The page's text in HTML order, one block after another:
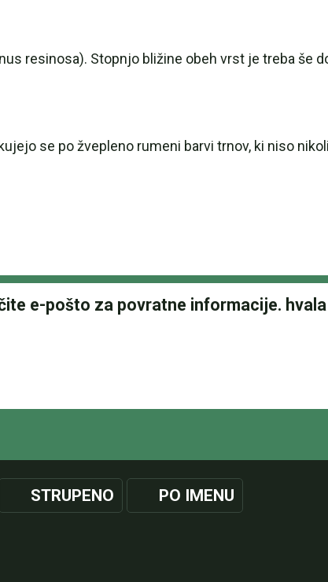
resinosa). Stopnjo bližine obeh vrst je treba še
se po žvepleno rumeni barvi trnov, ki niso
STRUPENO PO IMENU